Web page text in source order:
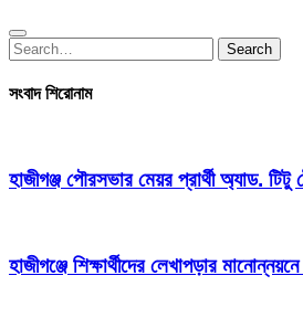
Search
for:
Search
সংবাদ শিরোনাম
হাজীগঞ্জ পৌরসভার মেয়র প্রার্থী অ্যাড.
হাজীগঞ্জে শিক্ষার্থীদের লেখাপড়ার